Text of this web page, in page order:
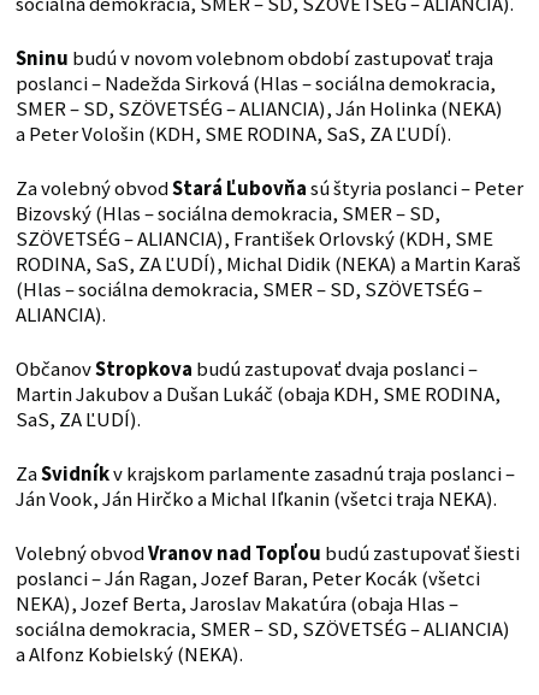
Sninu budú v novom volebnom období zastupovať traja
poslanci – Nadežda Sirková (Hlas – sociálna demokracia,
SMER – SD, SZÖVETSÉG – ALIANCIA), Ján Holinka (NEKA)
a Peter Vološin (KDH, SME RODINA, SaS, ZA ĽUDÍ).
Za volebný obvodStará Ľubovňasú štyria poslanci – Peter
Bizovský (Hlas – sociálna demokracia, SMER – SD,
SZÖVETSÉG – ALIANCIA), František Orlovský (KDH, SME
RODINA, SaS, ZA ĽUDÍ), Michal Didik (NEKA) a Martin Karaš
(Hlas – sociálna demokracia, SMER – SD, SZÖVETSÉG –
ALIANCIA).
ObčanovStropkova budú zastupovať dvaja poslanci –
Martin Jakubov a Dušan Lukáč (obaja KDH, SME RODINA,
SaS, ZA ĽUDÍ).
ZaSvidníkv krajskom parlamente zasadnú traja poslanci –
Ján Vook, Ján Hirčko a Michal Iľkanin (všetci traja NEKA).
Volebný obvodVranov nad Topľou budú zastupovať šiesti
poslanci – Ján Ragan, Jozef Baran, Peter Kocák (všetci
NEKA), Jozef Berta, Jaroslav Makatúra (obaja Hlas –
sociálna demokracia, SMER – SD, SZÖVETSÉG – ALIANCIA)
a Alfonz Kobielský (NEKA).